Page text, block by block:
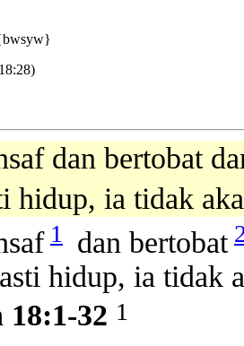
dan bertobat
hidup, ia tidak
1 dan bertobat
hidup, ia tidak
18:1-32 1